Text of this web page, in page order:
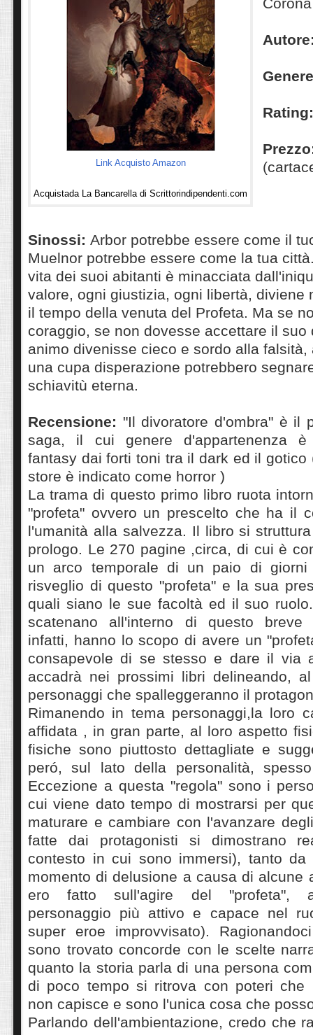
Link Acquisto Amazon
Acquistada La Bancarella di Scrittorindipendenti.com
Sinossi: Arbor potrebbe essere come il
Muelnor potrebbe essere come la tua
vita dei suoi abitanti è minacciata
valore, ogni giustizia, ogni libertà, diviene
il tempo della venuta del Profeta. Ma se
coraggio, se non dovesse accettare il suo
animo divenisse cieco e sordo alla falsità,
una cupa disperazione potrebbero
schiavitù eterna.
Recensione: "Il divoratore d'ombra" è il
saga, il cui genere d'appartenenza è
fantasy dai forti toni tra il dark ed il gotico
store è indicato come horror )
La trama di questo primo libro ruota
"profeta" ovvero un prescelto che ha il
l'umanità alla salvezza. Il libro si
prologo. Le 270 pagine ,circa, di cui è
un arco temporale di un paio di
risveglio di questo "profeta" e la sua
quali siano le sue facoltà ed il suo
scatenano all'interno di questo breve
infatti, hanno lo scopo di avere un
consapevole di se stesso e dare il via
accadrà nei prossimi libri delineando,
personaggi che spalleggeranno il
Rimanendo in tema personaggi,la loro
affidata , in gran parte, al loro aspetto
fisiche sono piuttosto dettagliate e
peró, sul lato della personalità,
Eccezione a questa "regola" sono i
cui viene dato tempo di mostrarsi per
maturare e cambiare con l'avanzare
fatte dai protagonisti si dimostrano
contesto in cui sono immersi), tanto da
momento di delusione a causa di alcune
ero fatto sull'agire del "profeta",
personaggio più attivo e capace nel
super eroe improvvisato).
sono trovato concorde con le scelte
quanto la storia parla di una persona
di poco tempo si ritrova con poteri che
non capisce e sono l'unica cosa che
Parlando dell'ambientazione, credo che